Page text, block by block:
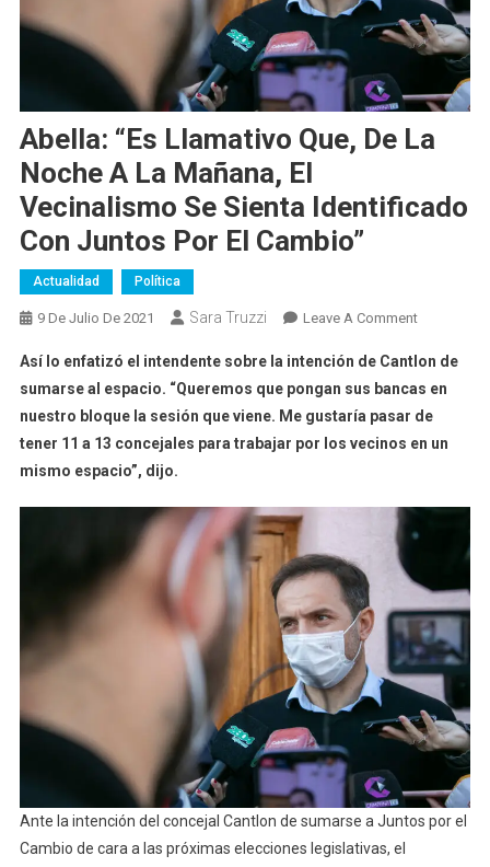
Abella: “es Llamativo Que, De La
Noche A La Mañana, El
Vecinalismo Se Sienta Identificado
Con Juntos Por El Cambio”
Actualidad Política
9 De Julio De 2021 Sara Truzzi Leave A CommentOn
“es
Llamativo
Que,
De
La
El
Se
Sienta
Con
Juntos
El
Cambio”
Así lo enfatizó el intendente sobre la intención de Cantlon de
sumarse al espacio. “Queremos que pongan sus bancas en
nuestro bloque la sesión que viene. Me gustaría pasar de
tener 11 a 13 concejales para trabajar por los vecinos en un
mismo espacio”, dijo.
Ante la intención del concejal Cantlon de sumarse a Juntos por el
Cambio de cara a las próximas elecciones legislativas, el